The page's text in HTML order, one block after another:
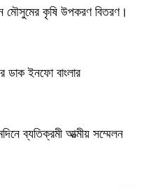
মৌসুমের কৃষি উপকরণ বিতরণ।
ডাক ইনফো বাংলার
ব্যতিক্রমী আত্মীয় সম্মেলন